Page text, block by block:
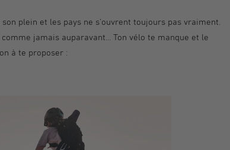
plein et les pays ne s'ouvrent toujours pas vraiment.
jamais auparavant... Ton vélo te manque et le
à te proposer :